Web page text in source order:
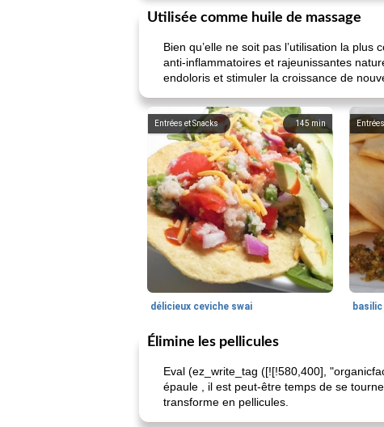
Utilisée comme huile de massage
Bien qu’elle ne soit pas l’utilisation la
anti-inflammatoires et rajeunissantes
endoloris et stimuler la croissance de
145 min
Entrées et Snacks
délicieux ceviche swai
Élimine les pellicules
Eval (ez_write_tag ([![!580,400],
épaule , il est peut-être temps de se
transforme en pellicules.